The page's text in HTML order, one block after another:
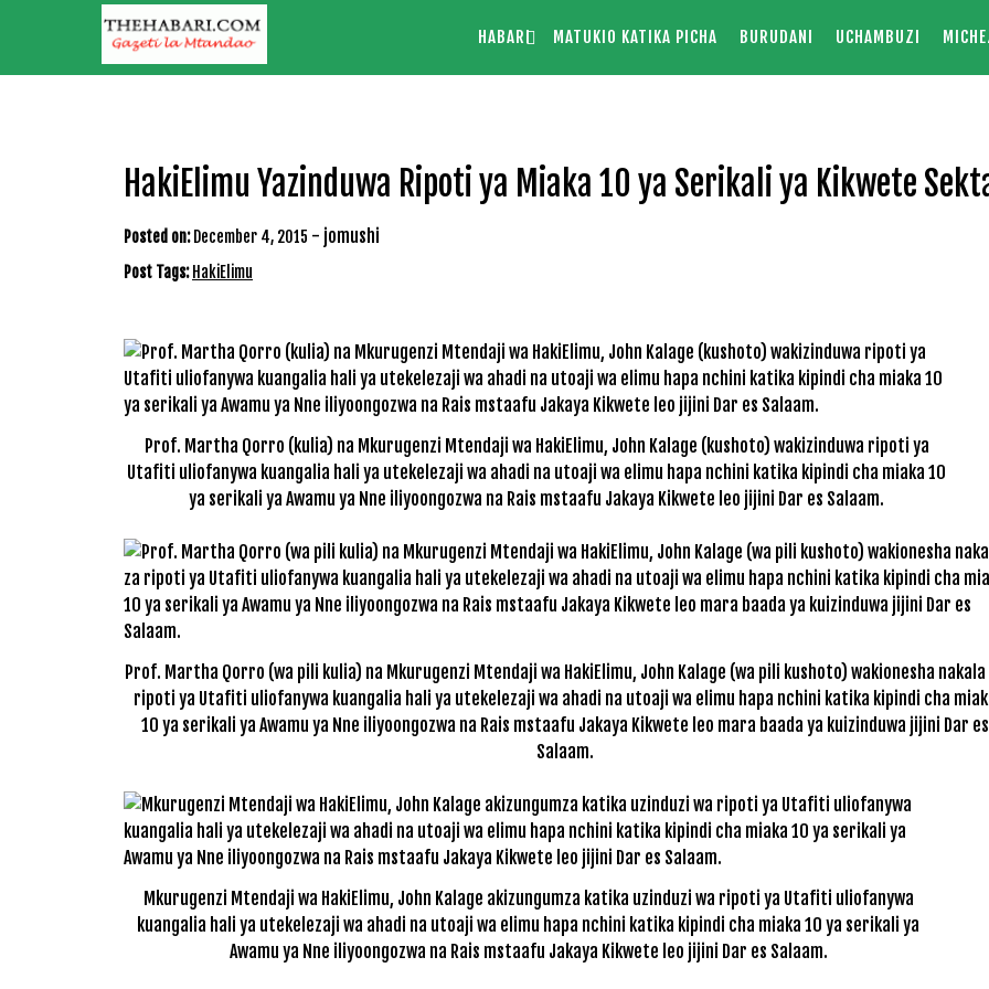
HABARI MATUKIO KATIKA PICHA BURUDANI UCHAMBUZI
HakiElimu Yazinduwa Ripoti ya Miaka 10 ya Serikali ya Kikwete
Posted on: December 4, 2015 - jomushi
Post Tags: HakiElimu
Prof. Martha Qorro (kulia) na Mkurugenzi Mtendaji wa HakiElimu, John Kalage (kushoto) wakizinduwa ripoti ya
Utafiti uliofanywa kuangalia hali ya utekelezaji wa ahadi na utoaji wa elimu hapa nchini katika kipindi cha miaka 10
ya serikali ya Awamu ya Nne iliyoongozwa na Rais mstaafu Jakaya Kikwete leo jijini Dar es Salaam.
Prof. Martha Qorro (wa pili kulia) na Mkurugenzi Mtendaji wa HakiElimu, John Kalage (wa pili kushoto) wakionesha nakala
ripoti ya Utafiti uliofanywa kuangalia hali ya utekelezaji wa ahadi na utoaji wa elimu hapa nchini katika kipindi cha
10 ya serikali ya Awamu ya Nne iliyoongozwa na Rais mstaafu Jakaya Kikwete leo mara baada ya kuizinduwa jijini Dar es
Salaam.
Mkurugenzi Mtendaji wa HakiElimu, John Kalage akizungumza katika uzinduzi wa ripoti ya Utafiti uliofanywa
kuangalia hali ya utekelezaji wa ahadi na utoaji wa elimu hapa nchini katika kipindi cha miaka 10 ya serikali ya
Awamu ya Nne iliyoongozwa na Rais mstaafu Jakaya Kikwete leo jijini Dar es Salaam.